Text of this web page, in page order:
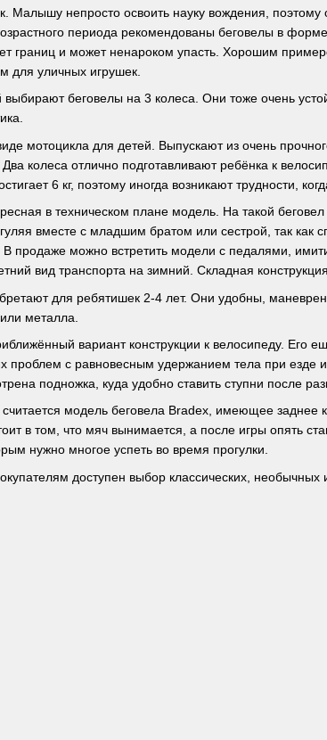
Малышу непросто освоить науку вождения,
периода рекомендованы беговелы в
границ и может ненароком упасть. Хорошим
для уличных игрушек.
беговелы на 3 колеса. Они тоже очень
мотоцикла для детей. Выпускают из очень
колеса отлично подготавливают ребёнка к
6 кг, поэтому иногда возникают трудности,
в техническом плане модель. На такой
вместе с младшим братом или сестрой, так
В продаже можно встретить модели с педалями,
вид транспорта на зимний. Складная
для ребятишек 2-4 лет. Они удобны,
металла.
вариант конструкции к велосипеду. Его
проблем с равновесным удержанием тела при
подножка, куда удобно ставить ступни после
модель беговела Bradex, имеющее заднее
в том, что мяч вынимается, а после игры опять
нужно многое успеть во время прогулки.
доступен выбор классических,